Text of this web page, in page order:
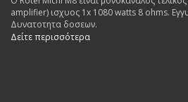
amplifier) ισχυος 1x 1080 watts 8 ohms.
Δυνατοτητα δοσεων.
Δείτε περισσότερα